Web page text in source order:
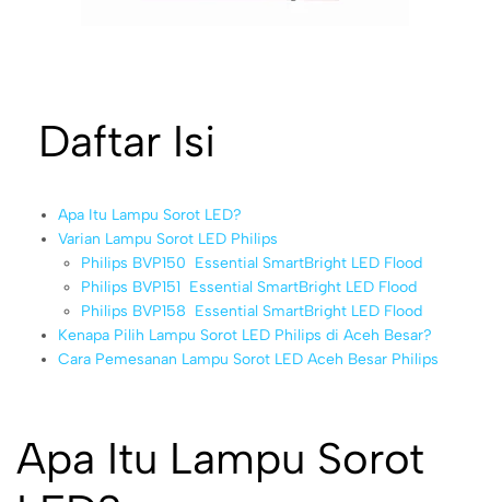
Daftar Isi
Apa Itu Lampu Sorot LED?
Varian Lampu Sorot LED Philips
Philips BVP150  Essential SmartBright LED Flood
Philips BVP151  Essential SmartBright LED Flood
Philips BVP158  Essential SmartBright LED Flood
Kenapa Pilih Lampu Sorot LED Philips di Aceh Besar?
Cara Pemesanan Lampu Sorot LED Aceh Besar Philips
Apa Itu Lampu Sorot